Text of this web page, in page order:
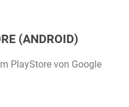
(ANDROID)
PlayStore von Google